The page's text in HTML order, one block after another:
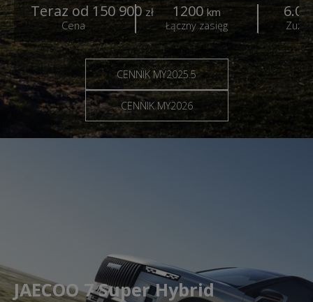
Teraz od 150 900zł
Cena
1200km
Łączny zasięg
6.0l
CENNIK MY2025.5
CENNIK MY2026
JAECOO 7 Super Hybrid